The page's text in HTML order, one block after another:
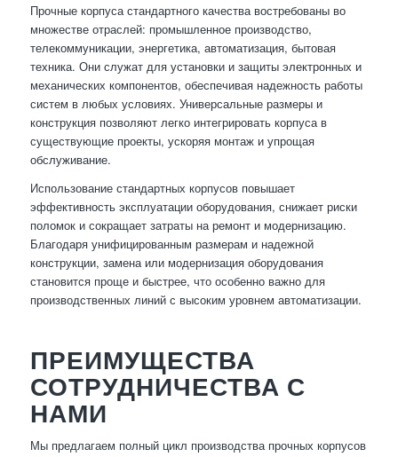
Прочные корпуса стандартного качества востребованы во
множестве отраслей: промышленное производство,
телекоммуникации, энергетика, автоматизация, бытовая
техника. Они служат для установки и защиты электронных и
механических компонентов, обеспечивая надежность работы
систем в любых условиях. Универсальные размеры и
конструкция позволяют легко интегрировать корпуса в
существующие проекты, ускоряя монтаж и упрощая
обслуживание.
Использование стандартных корпусов повышает
эффективность эксплуатации оборудования, снижает риски
поломок и сокращает затраты на ремонт и модернизацию.
Благодаря унифицированным размерам и надежной
конструкции, замена или модернизация оборудования
становится проще и быстрее, что особенно важно для
производственных линий с высоким уровнем автоматизации.
ПРЕИМУЩЕСТВА
СОТРУДНИЧЕСТВА С
НАМИ
Мы предлагаем полный цикл производства прочных корпусов